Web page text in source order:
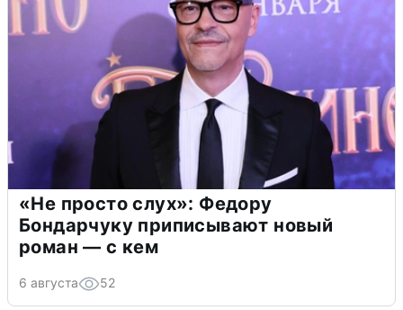
«Не просто слух»: Федору
Бондарчуку приписывают новый
роман — с кем
6 августа 52